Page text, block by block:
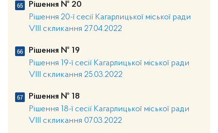
Рішення № 20
Рішення 20-ї сесії Кагарлицької міської ради
VIII скликання 27.04.2022
Рішення № 19
Рішення 19-ї сесії Кагарлицької міської ради
VIII скликання 25.03.2022
Рішення № 18
Рішення 18-ї сесії Кагарлицької міської ради
VIII скликання 07.03.2022